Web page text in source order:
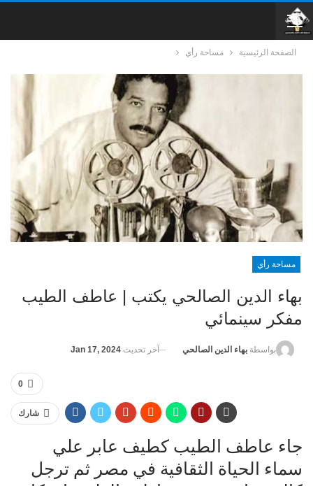
الصفحة الرئيسية مساحة رأي
مساحة رأي
بهاء الدين الصالحي يكتب | عاطف الطيب
مفكر سينمائي
بواسطة بهاء الدين الصالحي آخر تحديث Jan 17, 2024
0
شارك
جاء عاطف الطيب كطيف عابر علي
سماء الحياة الثقافية في مصر ثم ترجل